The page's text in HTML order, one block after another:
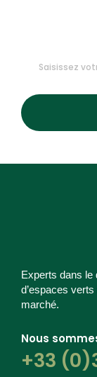
Experts dans le
d’espaces
marché.
Nous
+33